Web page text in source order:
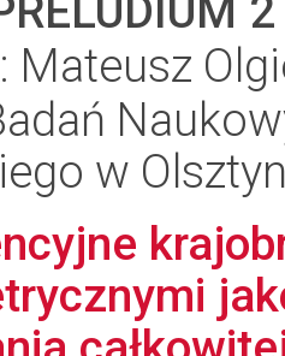
2
Mateusz
w